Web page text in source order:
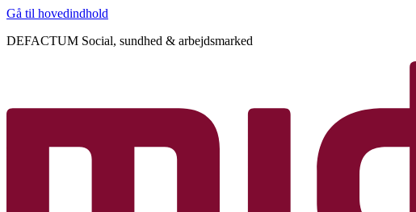
Gå til hovedindhold
DEFACTUM Social, sundhed & arbejdsmarked